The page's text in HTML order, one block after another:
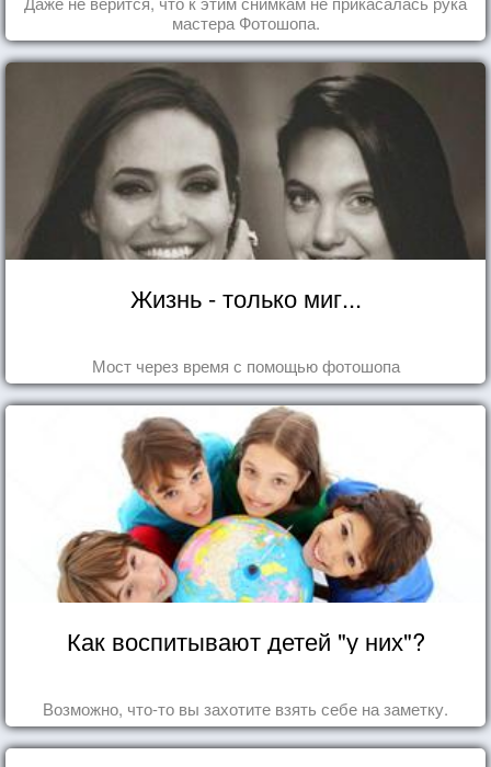
мастера Фотошопа.
Жизнь - только миг...
Мост через время с помощью фотошопа
Как воспитывают детей "у них"?
Возможно, что-то вы захотите взять себе на заметку.